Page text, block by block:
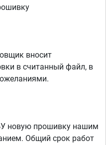
вносит
в считанный файл, в
новую прошивку нашим
Общий срок работ